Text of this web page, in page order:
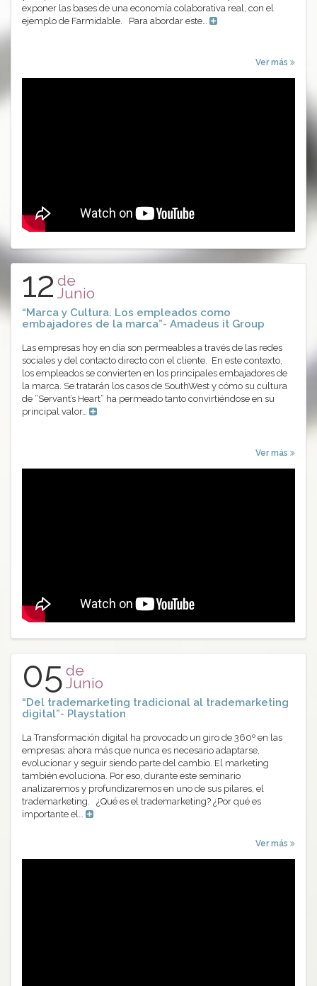
exponer las bases de una economía colaborativa real, con el
ejemplo de Farmidable. Para abordar este…
Ver más
12 de
Junio
“Marca y Cultura. Los empleados como
embajadores de la marca”- Amadeus it Group
Las empresas hoy en día son permeables a través de las redes
sociales y del contacto directo con el cliente. En este contexto,
los empleados se convierten en los principales embajadores de
la marca. Se tratarán los casos de SouthWest y cómo su cultura
de “Servant’s Heart” ha permeado tanto convirtiéndose en su
principal valor…
Ver más
05 de
Junio
“Del trademarketing tradicional al trademarketing
digital”- Playstation
La Transformación digital ha provocado un giro de 360º en las
empresas; ahora más que nunca es necesario adaptarse,
evolucionar y seguir siendo parte del cambio. El marketing
también evoluciona. Por eso, durante este seminario
analizaremos y profundizaremos en uno de sus pilares, el
trademarketing. ¿Qué es el trademarketing? ¿Por qué es
importante el…
Ver más